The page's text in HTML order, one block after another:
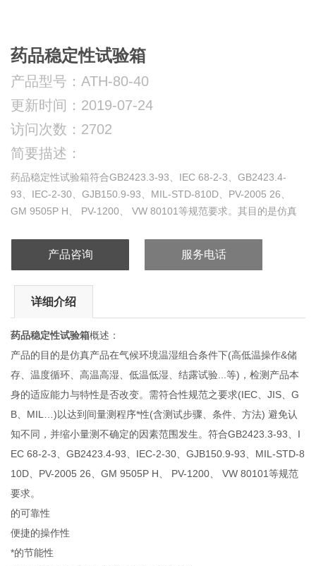
药品稳定性试验箱
产品型号：ATH-80-40
更新时间：2019-07-24
访问次数：2702
简要描述：
药品稳定性试验箱符合GB2423.3-93、IEC 68-2-3、GB2423.4-
93、IEC-2-30、GJB150.9-93、MIL-STD-810D、PV-2005 26、
GM 9505P H、 PV-1200、 VW 80101等规范要求。其目的是仿真
品本身的适应能力与特性是否改变。
产品咨询 服务电话
详细介绍
药品稳定性试验箱概述：
产品的目的是仿真产品在气候环境温湿组合条件下(高低温操作&储
存、温度循环、高温高湿、低温低湿、结露试验...等)，检测产品本
身的适应能力与特性是否改变。需符合性规范之要求(IEC、JIS、G
B、MIL…)以达到间量测程序*性(含测试步骤、条件、方法) 避免认
知不同，并缩小量测不确定的因素范围发生。符合GB2423.3-93、I
EC 68-2-3、GB2423.4-93、IEC-2-30、GJB150.9-93、MIL-STD-8
10D、PV-2005 26、GM 9505P H、 PV-1200、 VW 80101等规范
要求。
的可靠性
便捷的操作性
*的节能性